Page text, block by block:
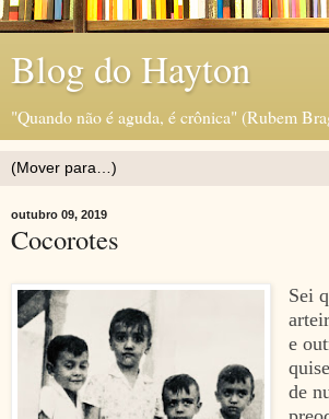
Blog do Hayton
"Quando não é aguda, é crônica" (Rubem
outubro 09, 2019
Cocorotes
Sei
e
de